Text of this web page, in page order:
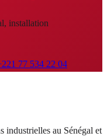
installation
77 534 22 04
industrielles au Sénégal et